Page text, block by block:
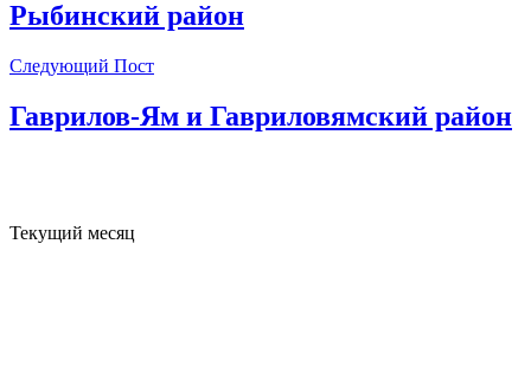
Рыбинский район
Следующий Пост
Гаврилов-Ям и Гавриловямский район
Текущий месяц